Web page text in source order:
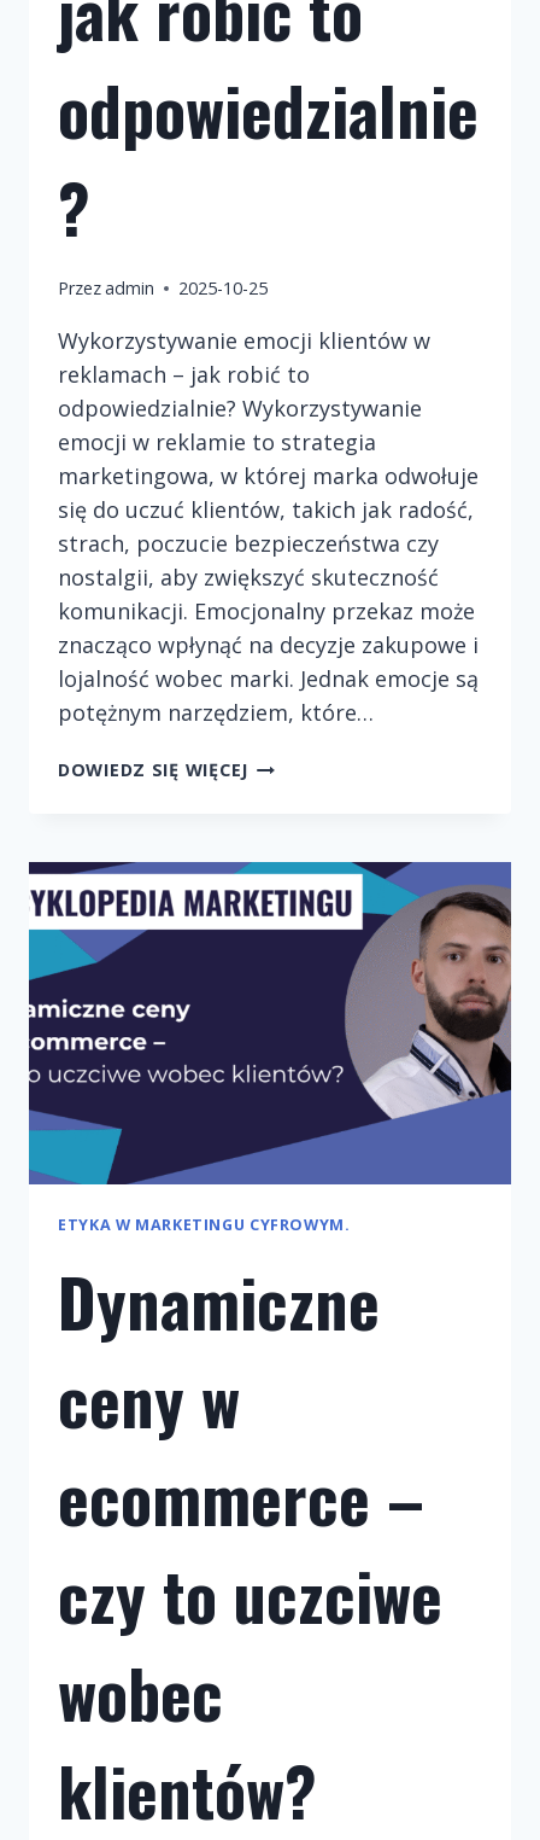
odpowiedzialnie
?
Przezadmin 2025-10-25
Wykorzystywanie emocji klientów w
reklamach – jak robić to
odpowiedzialnie? Wykorzystywanie
emocji w reklamie to strategia
marketingowa, w której marka odwołuje
się do uczuć klientów, takich jak radość,
strach, poczucie bezpieczeństwa czy
nostalgii, aby zwiększyć skuteczność
komunikacji. Emocjonalny przekaz może
znacząco wpłynąć na decyzje zakupowe i
lojalność wobec marki. Jednak emocje są
potężnym narzędziem, które…
DOWIEDZ SIĘ WIĘCEJWYKORZYSTYWANIE
REKLAMACH
–
JAK
ODPOWIEDZIALNIE?
ETYKA W MARKETINGU CYFROWYM.
Dynamiczne
ceny w
ecommerce –
czy to uczciwe
wobec
klientów?